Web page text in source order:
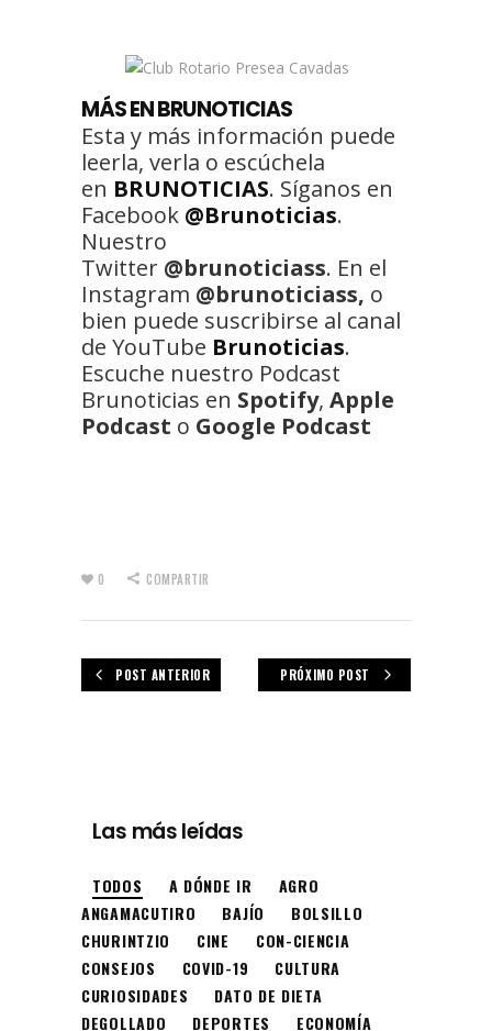
MÁS EN BRUNOTICIAS
Esta y más información puede
leerla, verla o escúchela
en BRUNOTICIAS. Síganos en
Facebook @Brunoticias.
Nuestro
Twitter @brunoticiass. En el
Instagram @brunoticiass, o
bien puede suscribirse al canal
de YouTube Brunoticias.
Escuche nuestro Podcast
Brunoticias en Spotify, Apple
Podcast o Google Podcast
0 COMPARTIR
POST ANTERIOR PRÓXIMO POST
Las más leídas
TODOS A DÓNDE IR
AGRO
ANGAMACUTIRO
BAJÍO
BOLSILLO
CHURINTZIO
CINE
CON-CIENCIA
CONSEJOS
COVID-19
CULTURA
CURIOSIDADES
DATO DE DIETA
DEGOLLADO
DEPORTES ECONOMÍA